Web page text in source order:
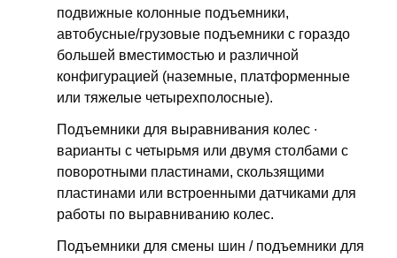
подвижные колонные подъемники,
автобусные/грузовые подъемники с гораздо
большей вместимостью и различной
конфигурацией (наземные, платформенные
или тяжелые четырехполосные).
Подъемники для выравнивания колес ∙
варианты с четырьмя или двумя столбами с
поворотными пластинами, скользящими
пластинами или встроенными датчиками для
работы по выравниванию колес.
Подъемники для смены шин / подъемники для